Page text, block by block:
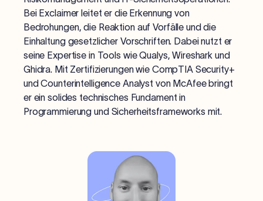
Bei Exclaimer leitet er die Erkennung von
Bedrohungen, die Reaktion auf Vorfälle und die
Einhaltung gesetzlicher Vorschriften. Dabei nutzt er
seine Expertise in Tools wie Qualys, Wireshark und
Ghidra. Mit Zertifizierungen wie CompTIA Security+
und Counterintelligence Analyst von McAfee bringt
er ein solides technisches Fundament in
Programmierung und Sicherheitsframeworks mit.